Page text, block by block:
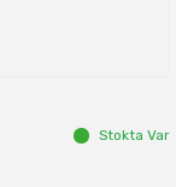
Stokta Var